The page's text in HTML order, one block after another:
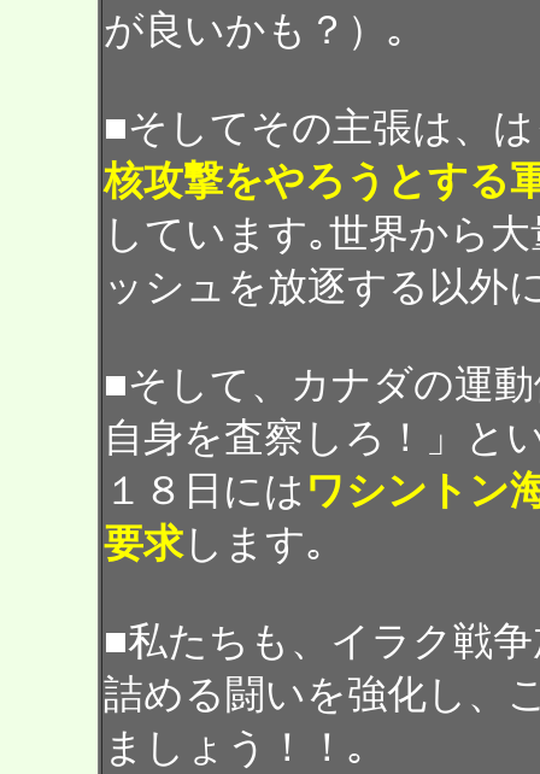
が良いかも？）｡
■そしてその主張は、
核攻撃をやろうとする
しています｡世界から
ッシュを放逐する以外
■そして、カナダの運
自身を査察しろ！」と
１８日には ワシントン
要求します｡
■私たちも、イラク戦
詰める闘いを強化し、
ましょう！！｡